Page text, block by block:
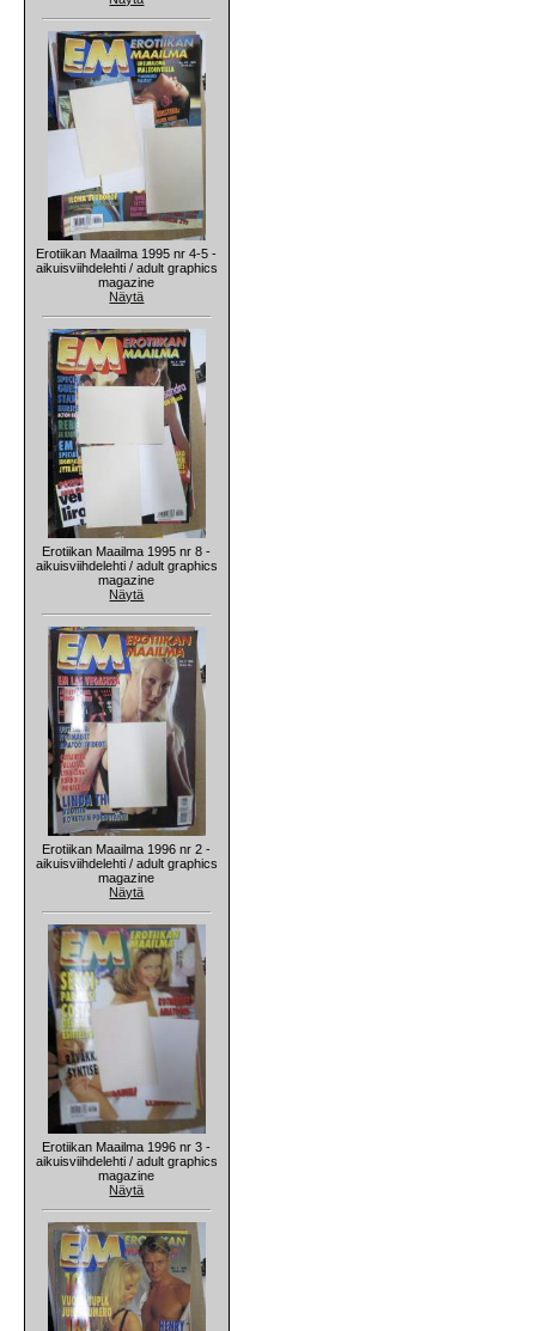
Erotiikan Maailma 1995 nr 4-5 -
aikuisviihdelehti / adult graphics
magazine
Näytä
Erotiikan Maailma 1995 nr 8 -
aikuisviihdelehti / adult graphics
magazine
Näytä
Erotiikan Maailma 1996 nr 2 -
aikuisviihdelehti / adult graphics
magazine
Näytä
Erotiikan Maailma 1996 nr 3 -
aikuisviihdelehti / adult graphics
magazine
Näytä